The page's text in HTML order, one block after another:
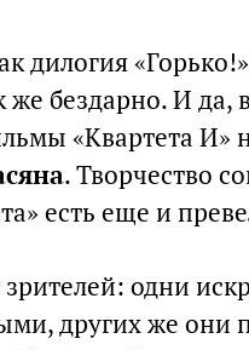
дилогия
же бездарно. И да,
«Квартета И»
. Творчество
есть еще и
одни
других же они